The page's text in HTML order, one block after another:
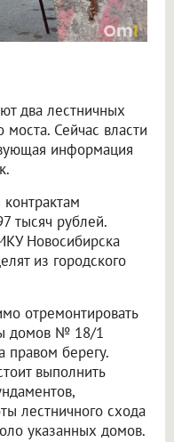
два лестничных
Сейчас власти
информация
тысяч рублей.
Новосибирска
из городского
отремонтировать
домов № 18/1
берегу.
выполнить
лестничного схода
указанных домов.